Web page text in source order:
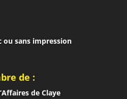
ou sans impression
de :
de Claye